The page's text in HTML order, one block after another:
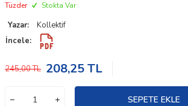
Tüzder Stokta Var
Yazar:
Kollektif
İncele:
245,00TL 208,25TL
SEPETE EKLE